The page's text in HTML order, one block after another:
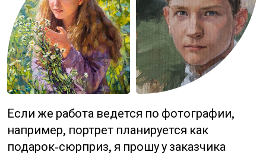
Если же работа ведется по фотографии,
например, портрет планируется как
подарок-сюрприз, я прошу у заказчика